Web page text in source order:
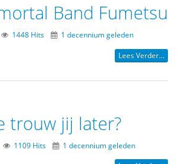
Band Fumetsu
1448 Hits 1 decennium geleden
Lees Verder...
trouw jij later?
1109 Hits 1 decennium geleden